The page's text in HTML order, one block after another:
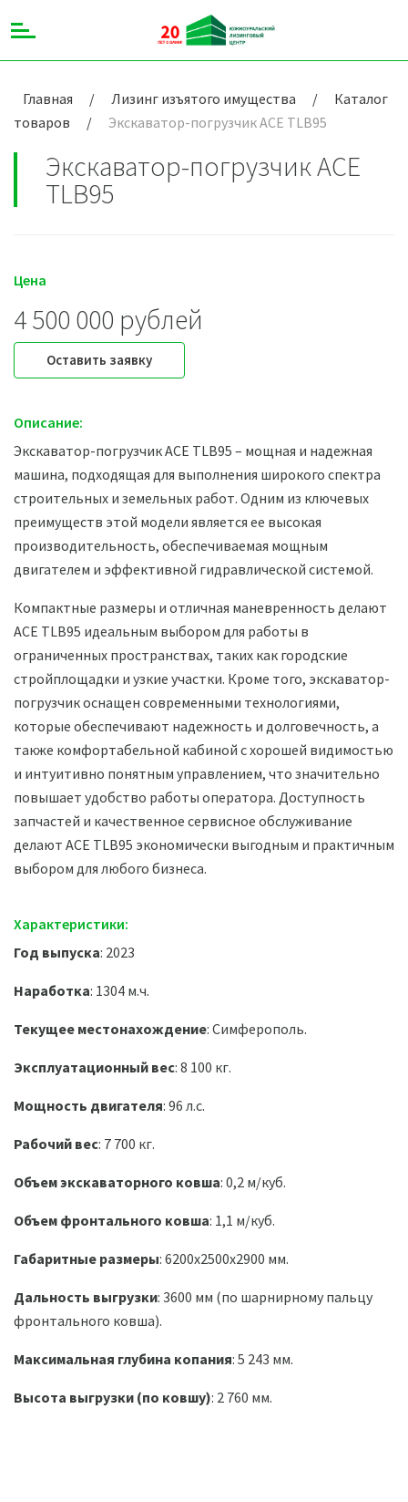
Главная / Лизинг изъятого имущества /
Каталог
товаров
/ Экскаватор-погрузчик ACE TLB95
Экскаватор-погрузчик ACE
TLB95
Цена
4 500 000 рублей
Оставить заявку
Описание:
Экскаватор-погрузчик ACE TLB95 – мощная и надежная
машина, подходящая для выполнения широкого спектра
строительных и земельных работ. Одним из ключевых
преимуществ этой модели является ее высокая
производительность, обеспечиваемая мощным
двигателем и эффективной гидравлической системой.
Компактные размеры и отличная маневренность делают
ACE TLB95 идеальным выбором для работы в
ограниченных пространствах, таких как городские
стройплощадки и узкие участки. Кроме того, экскаватор-
погрузчик оснащен современными технологиями,
которые обеспечивают надежность и долговечность, а
также комфортабельной кабиной с хорошей видимостью
и интуитивно понятным управлением, что значительно
повышает удобство работы оператора. Доступность
запчастей и качественное сервисное обслуживание
делают ACE TLB95 экономически выгодным и практичным
выбором для любого бизнеса.
Характеристики:
Год выпуска: 2023
Наработка: 1304 м.ч.
Текущее местонахождение: Симферополь.
Эксплуатационный вес: 8 100 кг.
Мощность двигателя: 96 л.с.
Рабочий вес: 7 700 кг.
Объем экскаваторного ковша: 0,2 м/куб.
Объем фронтального ковша: 1,1 м/куб.
Габаритные размеры: 6200х2500х2900 мм.
Дальность выгрузки: 3600 мм (по шарнирному пальцу
фронтального ковша).
Максимальная глубина копания: 5 243 мм.
Высота выгрузки (по ковшу): 2 760 мм.